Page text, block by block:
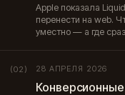
Apple показала
перенести на web.
уместно — а где
(02) 28 АПРЕЛЯ 2026